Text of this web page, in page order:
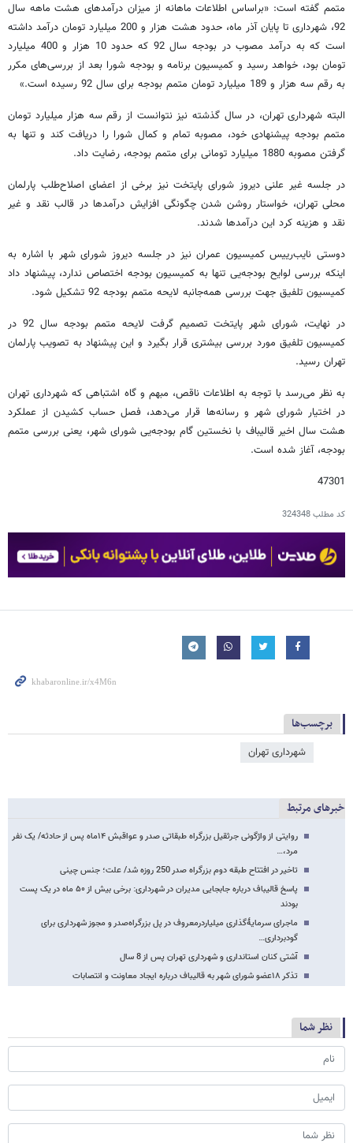
متمم گفته است: «براساس اطلاعات ماهانه از میزان درآمدهای هشت ماهه سال
92، شهرداری تا پایان آذر ماه، حدود هشت هزار و 200 میلیارد تومان درآمد داشته
است که به درآمد مصوب در بودجه سال 92 که حدود 10 هزار و 400 میلیارد
تومان بود، خواهد رسید و کمیسیون برنامه و بودجه شورا بعد از بررسی‌های مکرر
به رقم سه هزار و 189 میلیارد تومان متمم بودجه برای سال 92 رسیده است.»
البته شهرداری تهران، در سال گذشته نیز نتوانست از رقم سه هزار میلیارد تومان
متمم بودجه پیشنهادی خود، مصوبه تمام و کمال شورا را دریافت کند و تنها به
گرفتن مصوبه 1880 میلیارد تومانی برای متمم بودجه، رضایت داد.
در جلسه غیر علنی دیروز شورای پایتخت نیز برخی از اعضای اصلاح‌طلب پارلمان
محلی تهران، خواستار روشن شدن چگونگی افزایش درآمدها در قالب نقد و غیر
نقد و هزینه کرد این درآمدها شدند.
دوستی نایب‌رییس کمیسیون عمران نیز در جلسه دیروز شورای شهر با اشاره به
اینکه بررسی لوایح بودجه‌یی تنها به کمیسیون بودجه اختصاص ندارد، پیشنهاد داد
کمیسیون تلفیق جهت بررسی همه‌جانبه لایحه متمم بودجه 92 تشکیل شود.
در نهایت، شورای شهر پایتخت تصمیم گرفت لایحه متمم بودجه سال 92 در
کمیسیون تلفیق مورد بررسی بیشتری قرار بگیرد و این پیشنهاد به تصویب پارلمان
تهران رسید.
به نظر می‌رسد با توجه به اطلاعات ناقص، مبهم و گاه اشتباهی که شهرداری تهران
در اختیار شورای شهر و رسانه‌ها قرار می‌دهد، فصل حساب کشیدن از عملکرد
هشت سال اخیر قالیباف با نخستین گام بودجه‌یی شورای شهر، یعنی بررسی متمم
بودجه، آغاز شده است.
47301
کد مطلب324348
برچسب‌ها
شهرداری تهران
خبرهای مرتبط
روایتی از واژگونی جرثقیل بزرگراه طبقاتی صدر و عواقبش ۱۴ماه پس از حادثه/ یک نفر
مرد،…
تاخیر در افتتاح طبقه دوم بزرگراه صدر 250 روزه شد/ علت؛ جنس چینی
پاسخ قالیباف درباره جابجایی مدیران در شهرداری: برخی بیش از ۵۰ ماه در یک پست
بودند
ماجرای سرمایهٔ‌گذاری میلیاردرمعروف در پل بزرگراه‌صدر و مجوز شهرداری برای
گودبرداری…
آشتی کنان استانداری و شهرداری تهران پس از 8 سال
تذکر ۱۸عضو شورای شهر به قالیباف درباره ایجاد معاونت و انتصابات
نظر شما